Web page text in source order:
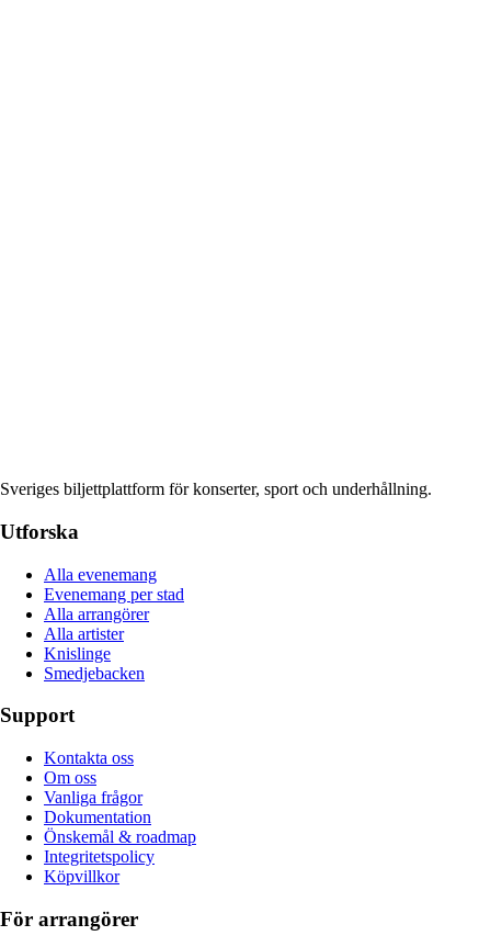
Sveriges biljettplattform för konserter, sport och underhållning.
Utforska
Alla evenemang
Evenemang per stad
Alla arrangörer
Alla artister
Knislinge
Smedjebacken
Support
Kontakta oss
Om oss
Vanliga frågor
Dokumentation
Önskemål & roadmap
Integritetspolicy
Köpvillkor
För arrangörer